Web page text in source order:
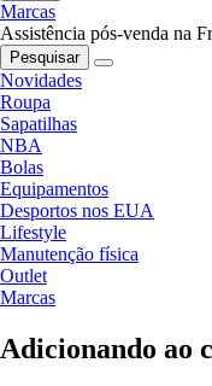
Marcas
Assistência pós-venda na
Pesquisar
Novidades
Roupa
Sapatilhas
NBA
Bolas
Equipamentos
Desportos nos EUA
Lifestyle
Manutenção física
Outlet
Marcas
Adicionando ao